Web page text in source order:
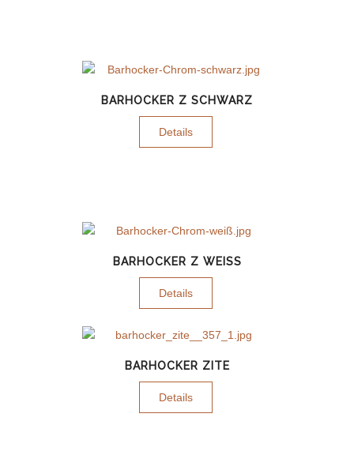
BARHOCKER Z SCHWARZ
Details
BARHOCKER Z WEISS
Details
BARHOCKER ZITE
Details